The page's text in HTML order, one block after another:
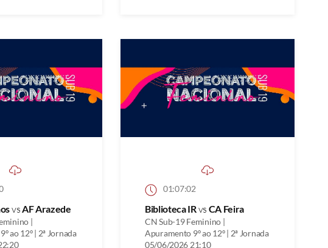
vs AF Arazede
|
ao 12º | 2ª Jornada
01:07:02
Biblioteca IRvs CA Feira
CN Sub-19 Feminino |
Apuramento 9º ao 12º | 2ª Jornada
05/06/2026 21:10